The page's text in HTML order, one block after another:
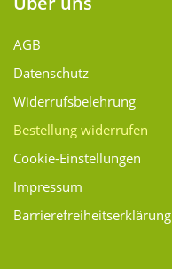
AGB
Datenschutz
Widerrufsbelehrung
Bestellung widerrufen
Cookie-Einstellungen
Impressum
Barrierefreiheitserklärung